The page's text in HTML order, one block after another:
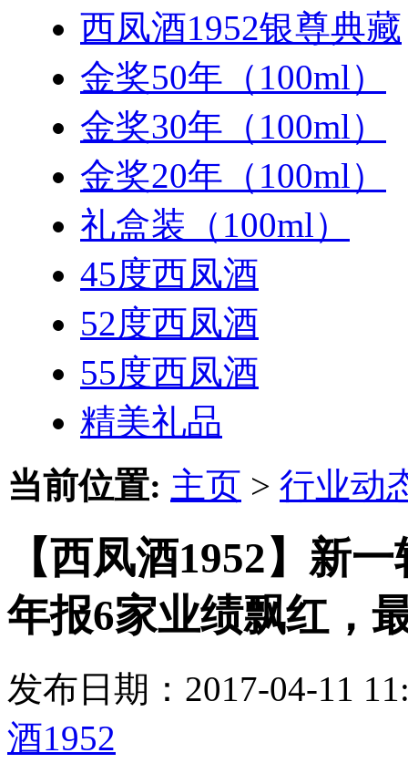
西凤酒1952银尊典藏
金奖50年（100ml）
金奖30年（100ml）
金奖20年（100ml）
礼盒装（100ml）
45度西凤酒
52度西凤酒
55度西凤酒
精美礼品
当前位置: 主页 > 行业动
【西凤酒1952】新
年报6家业绩飘红，
发布日期：2017-04-11
酒1952